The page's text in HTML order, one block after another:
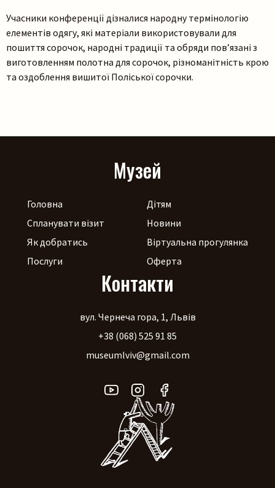
Учасники конференції дізналися народну термінологію
елементів одягу, які матеріали використовували для
пошиття сорочок, народні традиції та обряди пов’язані з
виготовленням полотна для сорочок, різноманітність крою
та оздоблення вишитої Поліської сорочки.
Музей
Головна
Спланувати візит
Як добратись
Послуги
Дітям
Новини
Віртуальна прогулянка
Оферта
Контакти
вул. Чернеча гора, 1, Львів
+38 (068) 525 91 85
museumlviv@gmail.com